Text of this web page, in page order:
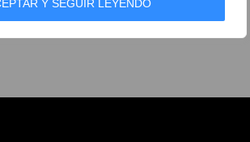
Y SEGUIR LEYENDO